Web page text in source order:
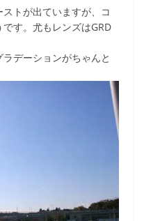
トが出ていますが、コ
す。尤もレンズはGRD
デーションがちゃんと